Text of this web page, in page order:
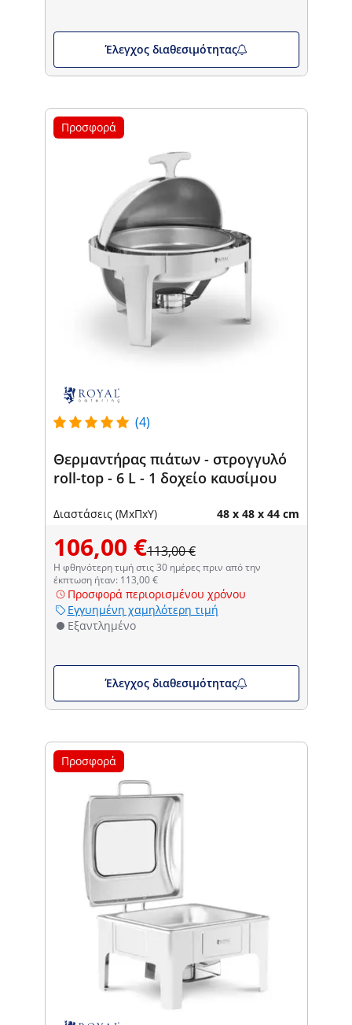
Έλεγχος διαθεσιμότητας
Προσφορά
(4)
Θερμαντήρας πιάτων - στρογγυλό
roll-top - 6 L - 1 δοχείο καυσίμου
Διαστάσεις (ΜxΠxΥ) 48 x 48 x 44 cm
106,00 €113,00 €
Η φθηνότερη τιμή στις 30 ημέρες πριν από την
έκπτωση ήταν: 113,00 €
Προσφορά περιορισμένου χρόνου
Εγγυημένη χαμηλότερη τιμή
Εξαντλημένο
Έλεγχος διαθεσιμότητας
Προσφορά